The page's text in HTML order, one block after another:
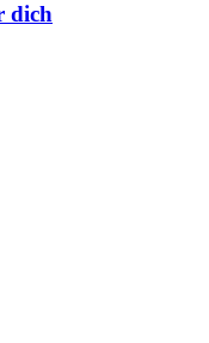
dich